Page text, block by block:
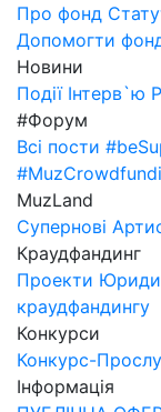
Про фонд
Допомогти
Новини
Події Інтерв`ю
#Форум
Всі пости
MuzLand
Супернові
Краудфандинг
Проекти
краудфандингу
Конкурси
Конкурс-
Інформація